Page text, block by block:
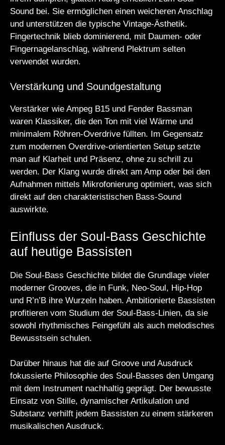
Sound bei. Sie ermöglichen einen weicheren Anschlag
und unterstützen die typische Vintage-Ästhetik.
Fingertechnik blieb dominierend, mit Daumen- oder
Fingernagelanschlag, während Plektrum selten
verwendet wurden.
Verstärkung und Soundgestaltung
Verstärker wie Ampeg B15 und Fender Bassman
waren Klassiker, die den Ton mit viel Wärme und
minimalem Röhren-Overdrive füllten. Im Gegensatz
zum modernen Overdrive-orientierten Setup setzte
man auf Klarheit und Präsenz, ohne zu schrill zu
werden. Der Klang wurde direkt am Amp oder bei den
Aufnahmen mittels Mikrofonierung optimiert, was sich
direkt auf den charakteristischen Bass-Sound
auswirkte.
Einfluss der Soul-Bass Geschichte
auf heutige Bassisten
Die Soul-Bass Geschichte bildet die Grundlage vieler
moderner Grooves, die in Funk, Neo-Soul, Hip-Hop
und R’n’B ihre Wurzeln haben. Ambitionierte Bassisten
profitieren vom Studium der Soul-Bass-Linien, da sie
sowohl rhythmisches Feingefühl als auch melodisches
Bewusstsein schulen.
Darüber hinaus hat die auf Groove und Ausdruck
fokussierte Philosophie des Soul-Basses den Umgang
mit dem Instrument nachhaltig geprägt. Der bewusste
Einsatz von Stille, dynamischer Artikulation und
Substanz verhilft jedem Bassisten zu einem stärkeren
musikalischen Ausdruck.